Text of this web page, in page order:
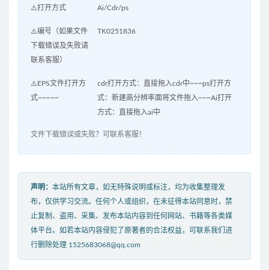
⚠️打开方式 Ai/Cdr/ps
⚠️编号（如果文件
下载错误及失败请
联系客服）
TK0251836
⚠️EPS文件打开方
式~~~~~
cdr打开方式：直接拖入cdr中~~~ps打开方
式：新建高分辨率面将文件拖入~~~Ai打开
方式：直接拖入ai中
文件下载错误或失败？可联系客服！
声明： 本站所有文章，如无特殊说明或标注，均为收集整理发
布，仅供学习交流。任何个人或组织，在未征得本站同意时，禁
止复制、盗用、采集、发布本站内容到任何网站、书籍等各类媒
体平台。如若本站内容侵犯了原著者的合法权益，可联系我们进
行删除处理 1525683068@qq.com